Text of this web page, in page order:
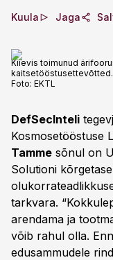
Kuula Jaga
Kiievis toimunud
kaitsetööstusettevõtted.
Foto: EKTL
DefSecInteli
Kosmosetööstuse
Tamme sõnul on
Solutioni
tarkvara.
arendama ja
võib rahul olla.
edusammudele